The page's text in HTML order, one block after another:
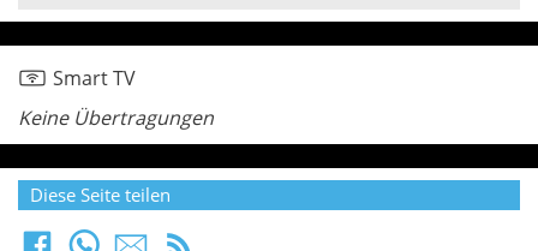
Smart TV
Keine Übertragungen
Diese Seite teilen